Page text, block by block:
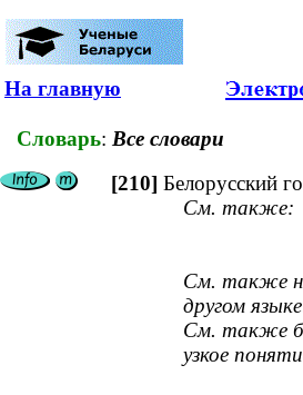
На главную
Словарь: Все словари
[210] Белорусский
См. также:
См. также
другом
См. также
узкое